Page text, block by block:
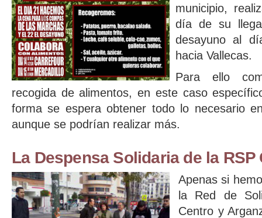
municipio,
día de su
desayuno al
hacia Vallecas.
Para ello
recogida de alimentos, en este caso
forma se espera obtener todo lo necesario
aunque se podrían realizar más.
La Despensa Solidaria de la
Apenas si
la Red de
Centro y